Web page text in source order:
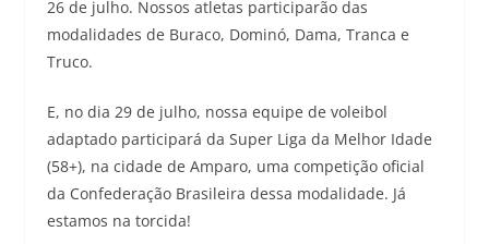
26 de julho. Nossos atletas participarão das
modalidades de Buraco, Dominó, Dama, Tranca e
Truco.
E, no dia 29 de julho, nossa equipe de voleibol
adaptado participará da Super Liga da Melhor Idade
(58+), na cidade de Amparo, uma competição oficial
da Confederação Brasileira dessa modalidade. Já
estamos na torcida!